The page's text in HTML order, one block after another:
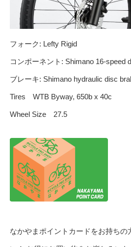
フォーク: Lefty Rigid
コンポーネント: Shimano 16-speed
ブレーキ: Shimano hydraulic disc
Tires WTB Byway, 650b x 40c
Wheel Size 27.5
なかやまポイントカードをお持ちの